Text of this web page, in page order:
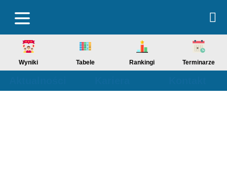
Wyniki Tabele Rankingi Terminarze